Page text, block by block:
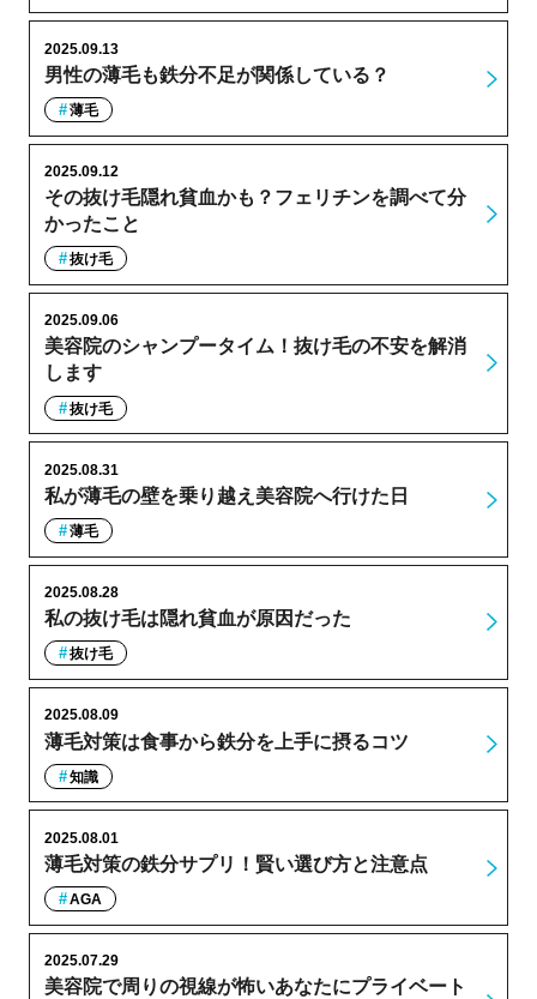
男性の薄毛も鉄分不足が関係している？
2025.09.13
薄毛
その抜け毛隠れ貧血かも？フェリチンを調べて分
かったこと
2025.09.12
抜け毛
美容院のシャンプータイム！抜け毛の不安を解消
します
2025.09.06
抜け毛
私が薄毛の壁を乗り越え美容院へ行けた日
2025.08.31
薄毛
私の抜け毛は隠れ貧血が原因だった
2025.08.28
抜け毛
薄毛対策は食事から鉄分を上手に摂るコツ
2025.08.09
知識
薄毛対策の鉄分サプリ！賢い選び方と注意点
2025.08.01
AGA
美容院で周りの視線が怖いあなたにプライベート
2025.07.29